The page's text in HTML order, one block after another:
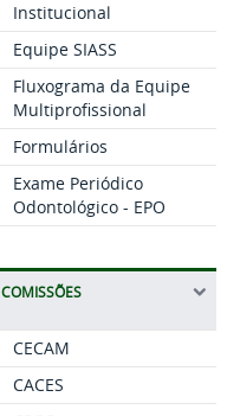
Institucional
Equipe SIASS
Fluxograma da Equipe
Multiprofissional
Formulários
Exame Periódico
Odontológico - EPO
COMISSÕES
CECAM
CACES